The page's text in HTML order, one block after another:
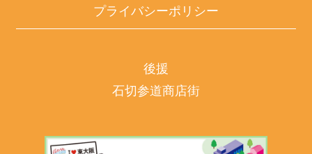
プライバシーポリシー
後援
石切参道商店街